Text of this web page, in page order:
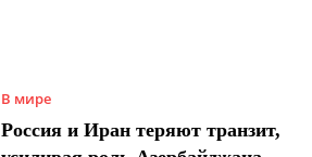
В мире
Россия и Иран теряют транзит,